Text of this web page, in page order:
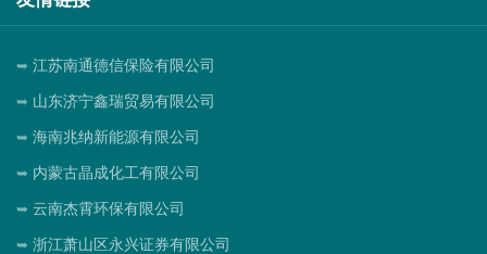
江苏南通德信保险有限公司
山东济宁鑫瑞贸易有限公司
海南兆纳新能源有限公司
内蒙古晶成化工有限公司
云南杰霄环保有限公司
浙江萧山区永兴证券有限公司